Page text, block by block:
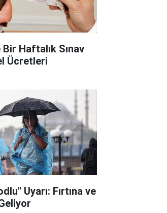
Haftalık Sınav
Ücretleri
Uyarı: Fırtına ve